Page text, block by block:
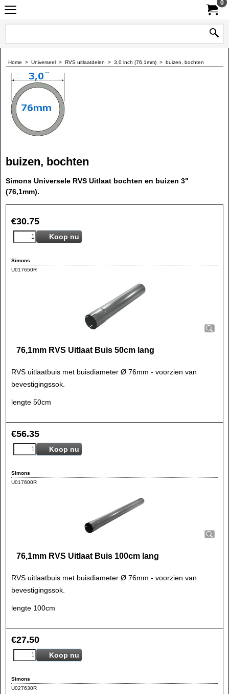
0
Home > Universeel > RVS uitlaatdelen > 3,0 inch (76,1mm) > buizen, bochten
buizen, bochten
Simons Universele RVS Uitlaat bochten en buizen 3"
(76,1mm).
€30.75
Koop nu
Simons
U017650R
76,1mm RVS Uitlaat Buis 50cm lang
RVS uitlaatbuis met buisdiameter Ø 76mm - voorzien van
bevestigingssok.
lengte 50cm
€56.35
Koop nu
Simons
U017600R
76,1mm RVS Uitlaat Buis 100cm lang
RVS uitlaatbuis met buisdiameter Ø 76mm - voorzien van
bevestigingssok.
lengte 100cm
€27.50
Koop nu
Simons
U027630R